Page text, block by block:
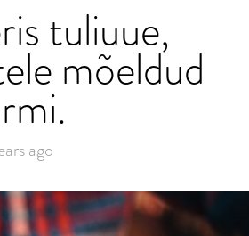
tuliuue,
mõeldud
ago